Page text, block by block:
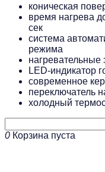
коническая
время нагрева
сек
система
режима
LED-индикатор
современное
переключатель
холодный
0 Корзина пуста